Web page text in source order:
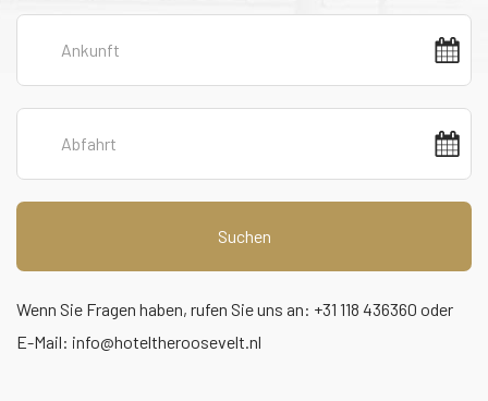
Suchen
Wenn Sie Fragen haben, rufen Sie uns an: +31 118 436360 oder
E-Mail: info@hoteltheroosevelt.nl